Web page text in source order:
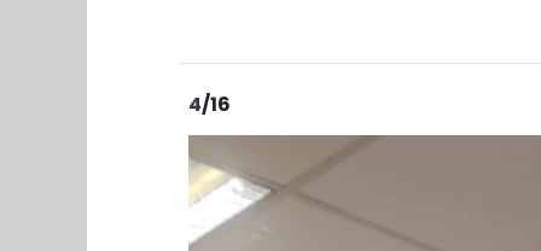
4/16